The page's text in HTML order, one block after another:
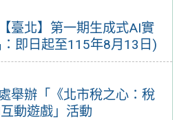
臺北】第一期生成式AI實
即日起至115年8月13日)
舉辦「《北市稅之心：稅
動遊戲」活動